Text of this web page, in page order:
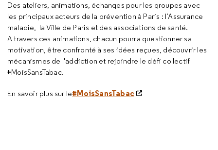
Des ateliers, animations, échanges pour les groupes avec
les principaux acteurs de la prévention à Paris : l’Assurance
maladie, la Ville de Paris et des associations de santé.
A travers ces animations, chacun pourra questionner sa
motivation, être confronté à ses idées reçues, découvrir les
mécanismes de l'addiction et rejoindre le défi collectif
#MoisSansTabac.
En savoir plus sur le#MoisSansTabac